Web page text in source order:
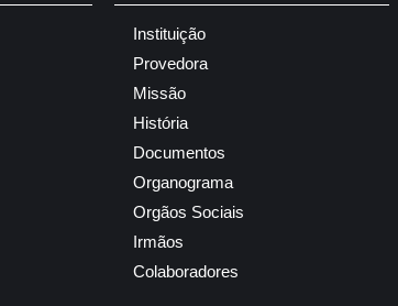
Instituição
Provedora
Missão
História
Documentos
Organograma
Orgãos Sociais
Irmãos
Colaboradores